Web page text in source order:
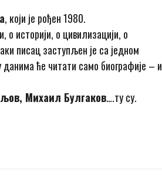
, који је рођен 1980.
историји, о цивилизацији, о
писац заступљен је са једном
данима ће читати само биографије – и
Михаил Булгаков….ту су.